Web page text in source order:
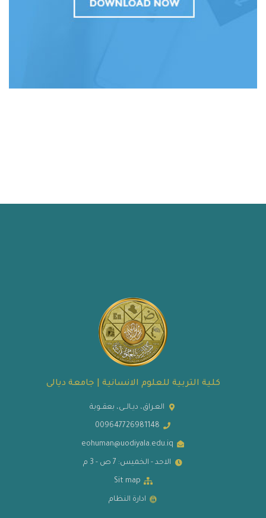
كلية التربية للعلوم الانسانية | جامعة ديالى
العـراق، ديـالــى، بعقــوبة
009647726981148
eohuman@uodiyala.edu.iq
الاحد - الخميس: 7 ص - 3 م
Sit map
ادارة النظام